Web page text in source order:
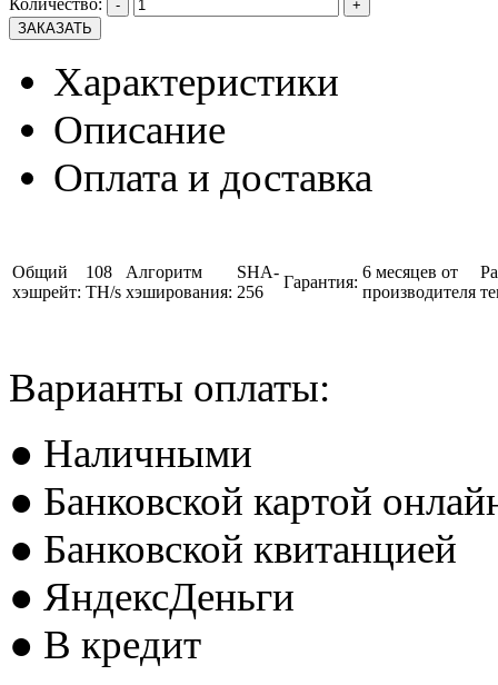
- +
Характеристики
Описание
Оплата и доставка
Общий
хэшрейт:
108
TH/s
Алгоритм
хэширования:
SHA-
256
Гарантия:
6 месяцев от
производителя
Варианты оплаты:
● Наличными
● Банковской картой
● Банковской квитанцией
● ЯндексДеньги
● В кредит